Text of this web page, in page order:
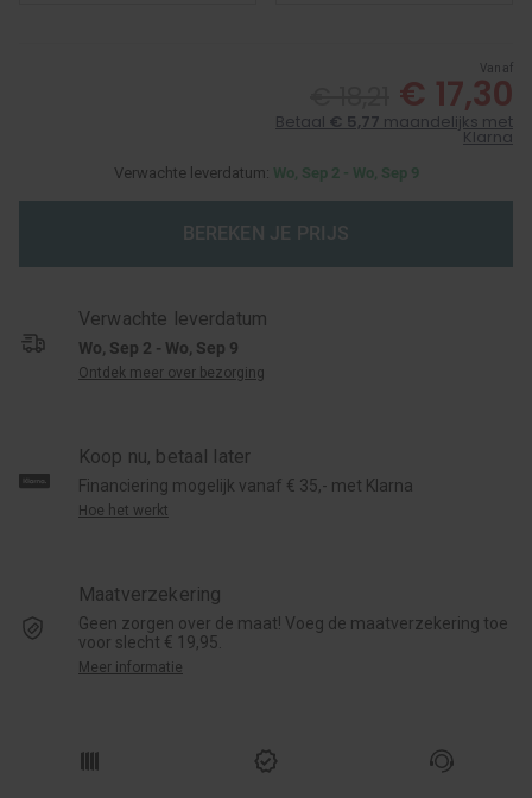
Vanaf
€ 17,30
Betaal € 5,77 maandelijks met
Klarna
Verwachte leverdatum: Wo, Sep 2 - Wo, Sep 9
BEREKEN JE PRIJS
Verwachte leverdatum
Wo, Sep 2 - Wo, Sep 9
Ontdek meer over bezorging
Koop nu, betaal later
Financiering mogelijk vanaf € 35,- met Klarna
Hoe het werkt
Maatverzekering
Geen zorgen over de maat! Voeg de maatverzekering toe
voor slecht € 19,95.
Meer informatie